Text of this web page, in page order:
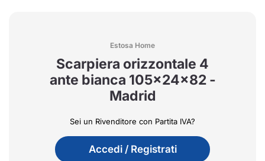
Estosa Home
Scarpiera orizzontale 4
ante bianca 105x24x82 -
Madrid
Sei un Rivenditore con Partita IVA?
Accedi / Registrati